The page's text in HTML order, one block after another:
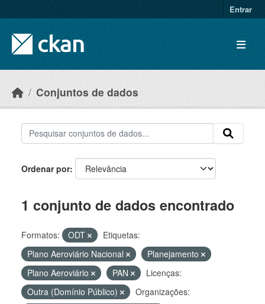
Entrar
Conjuntos de dados
Ordenar por
1 conjunto de dados encontrado
Formatos: ODT
Etiquetas:
Plano Aeroviário Nacional
Planejamento
Plano Aeroviário
PAN
Licenças:
Outra (Domínio Público)
Organizações: